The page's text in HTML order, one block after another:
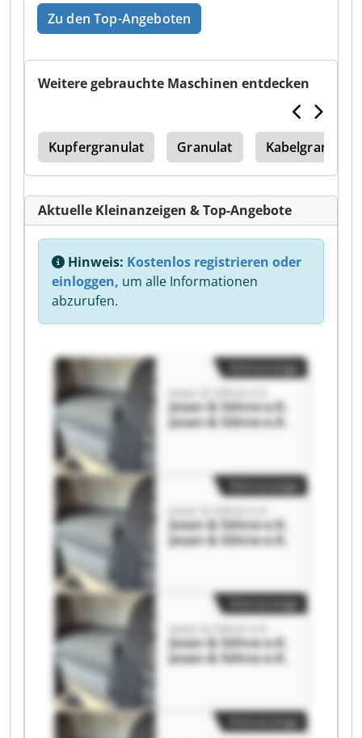
Zu den Top-Angeboten
Weitere gebrauchte Maschinen entdecken
Kupfergranulat Granulat
Aktuelle Kleinanzeigen & Top-Angebote
Hinweis: Kostenlos registrieren oder
einloggen, um alle Informationen
abzurufen.
Josan & Söhne e.K.
Josan & Söhne e.K.
Josan & Söhne e.K.
Josan & Söhne e.K.
Josan & Söhne e.K.
Josan & Söhne e.K.
Kleinanzeige
Josan & Söhne e.K.
Josan & Söhne e.K.
Josan & Söhne e.K.
Kleinanzeige
Kleinanzeige